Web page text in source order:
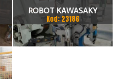
ROBOT KAWASAKY
Kod: 23186